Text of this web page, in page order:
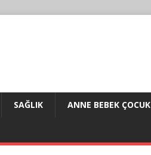
SAĞLIK ANNE BEBEK ÇOCUK